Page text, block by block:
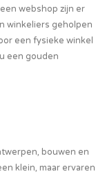
webshop zijn er
winkeliers geholpen
een fysieke winkel
een gouden
bouwen en
klein, maar ervaren